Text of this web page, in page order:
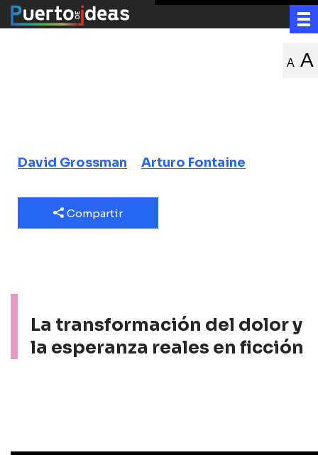
A A
David Grossman
Arturo Fontaine
Compartir
La transformación del dolor y
la esperanza reales en ficción